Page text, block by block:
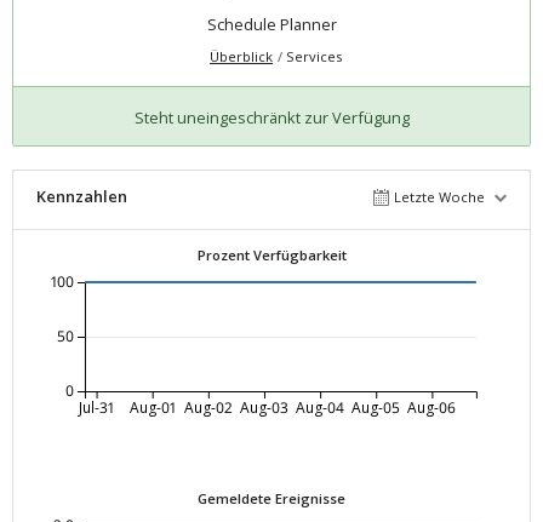
Schedule Planner
Überblick Services
Steht uneingeschränkt zur Verfügung
Kennzahlen Letzte Woche
Prozent Verfügbarkeit
Jul-31 Aug-01 Aug-02 Aug-03 Aug-04 Aug-05 Aug-06
0
50
100
Gemeldete Ereignisse